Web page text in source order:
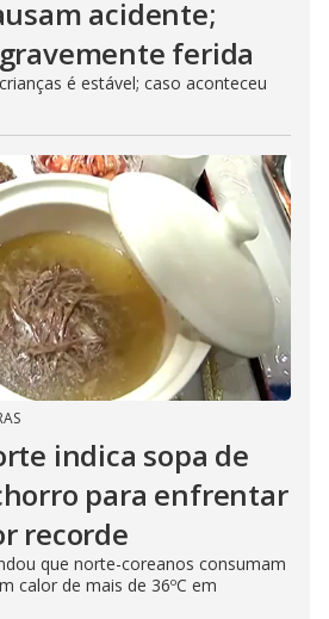
acidente;
ferida
é estável; caso aconteceu
indica sopa de
para enfrentar
recorde
que norte-coreanos consumam
calor de mais de 36ºC em